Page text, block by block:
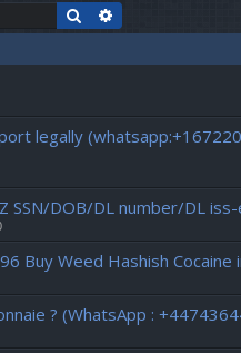
Rechercher
legally
SSN/DOB/DL number/DL
Buy Weed Hashish Cocaine
? (WhatsApp :